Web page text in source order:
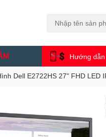
Hướng
Dell E2722HS 27" FHD LED